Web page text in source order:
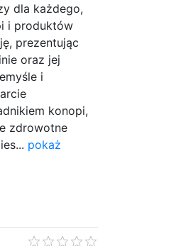
dla każdego,
i produktów
prezentując
oraz jej
i
konopi,
zdrowotne
pokaż